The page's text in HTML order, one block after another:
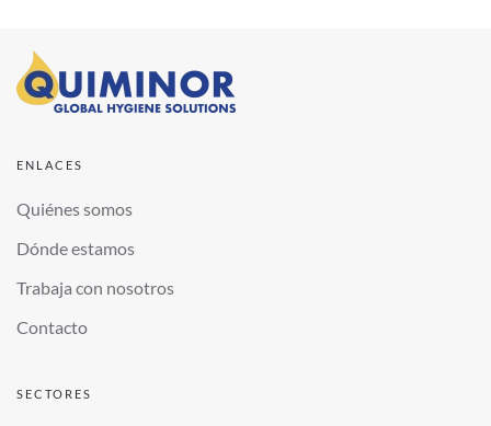
ENLACES
Quiénes somos
Dónde estamos
Trabaja con nosotros
Contacto
SECTORES